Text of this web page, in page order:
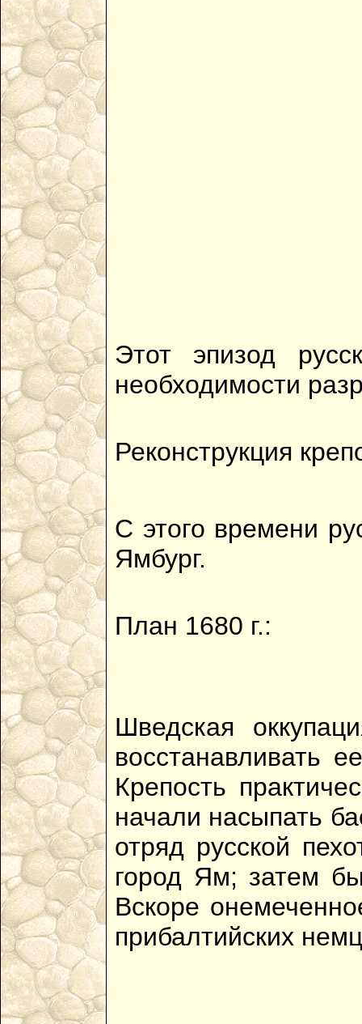
Этот эпизод
необходимости
Реконструкция
С этого времени
Ямбург.
План 1680 г.:
Шведская
восстанавливать
Крепость
начали насыпать
отряд русской
город Ям; затем
Вскоре
прибалтийских